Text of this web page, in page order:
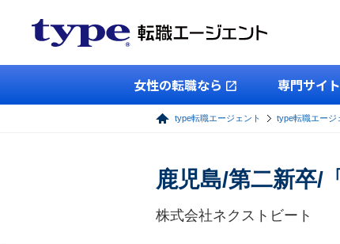
女性の転職なら 専門サイト
type転職エージェント type転職エージ
鹿児島/第二新卒/
株式会社ネクストビート